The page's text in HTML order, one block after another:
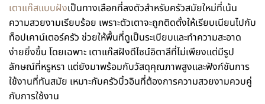
เตาแก๊สแบบฝังเป็นทางเลือกที่ลงตัวสำหรับครัวสมัยใหม่ที่เน้น
ความสวยงามเรียบร้อย เพราะตัวเตาจะถูกติดตั้งให้เรียบเนียนไปกับ
ท็อปเคาน์เตอร์ครัว ช่วยให้พื้นที่ดูเป็นระเบียบและทำความสะอาด
ง่ายยิ่งขึ้น โดยเฉพาะ เตาแก๊สฝังดีไซน์อิตาลีที่ไม่เพียงแต่มีรูป
ลักษณ์ที่หรูหรา แต่ยังมาพร้อมกับวัสดุคุณภาพสูงและฟังก์ชันการ
ใช้งานที่ทันสมัย เหมาะกับครัวบิ้วอินที่ต้องการความสวยงามควบคู่
กับการใช้งาน